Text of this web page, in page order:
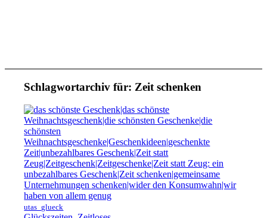
Schlagwortarchiv für: Zeit schenken
utas_glueck